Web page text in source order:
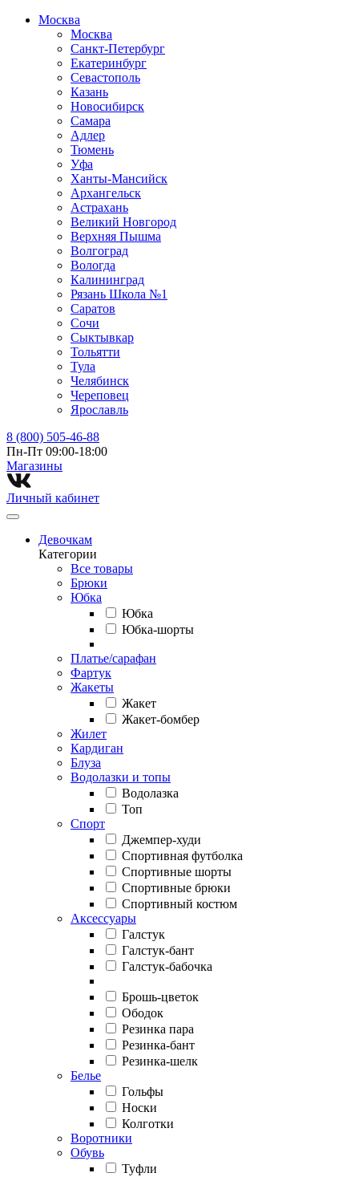
Москва
Москва
Санкт-Петербург
Екатеринбург
Севастополь
Казань
Новосибирск
Самара
Адлер
Тюмень
Уфа
Ханты-Мансийск
Архангельск
Астрахань
Великий Новгород
Верхняя Пышма
Волгоград
Вологда
Калининград
Рязань Школа №1
Саратов
Сочи
Сыктывкар
Тольятти
Тула
Челябинск
Череповец
Ярославль
8 (800) 505-46-88
Пн-Пт 09:00-18:00
Магазины⁠
Личный кабинет
Девочкам
Категории
Все товары
Брюки
Юбка
Юбка
Юбка-шорты
Платье/сарафан
Фартук
Жакеты
Жакет
Жакет-бомбер
Жилет
Кардиган
Блуза
Водолазки и топы
Водолазка
Топ
Спорт
Джемпер-худи
Спортивная футболка
Спортивные шорты
Спортивные брюки
Спортивный костюм
Аксессуары
Галстук
Галстук-бант
Галстук-бабочка
Брошь-цветок
Ободок
Резинка пара
Резинка-бант
Резинка-шелк
Белье
Гольфы
Носки
Колготки
Воротники
Обувь
Туфли